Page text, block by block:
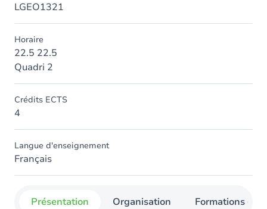
LGEO1321
Horaire
22.5 22.5
Quadri 2
Crédits ECTS
4
Langue d'enseignement
Français
Présentation Organisation Formations